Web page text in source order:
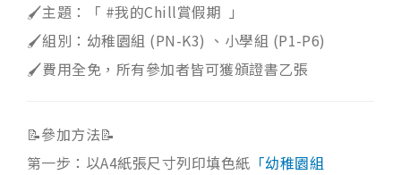
🖌️主題：「 #我的Chill賞假期 」
🖌️組別：幼稚園組 (PN-K3) 、小學組 (P1-P6)
🖌️費用全免，所有參加者皆可獲頒證書乙張
📝參加方法📝
第一步：以A4紙張尺寸列印填色紙 「幼稚園組